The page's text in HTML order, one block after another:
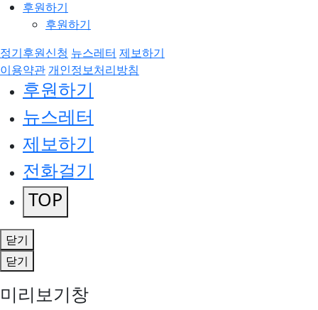
후원하기
후원하기
정기후원신청 뉴스레터 제보하기
이용약관 개인정보처리방침
후원하기
뉴스레터
제보하기
전화걸기
TOP
닫기
닫기
미리보기창